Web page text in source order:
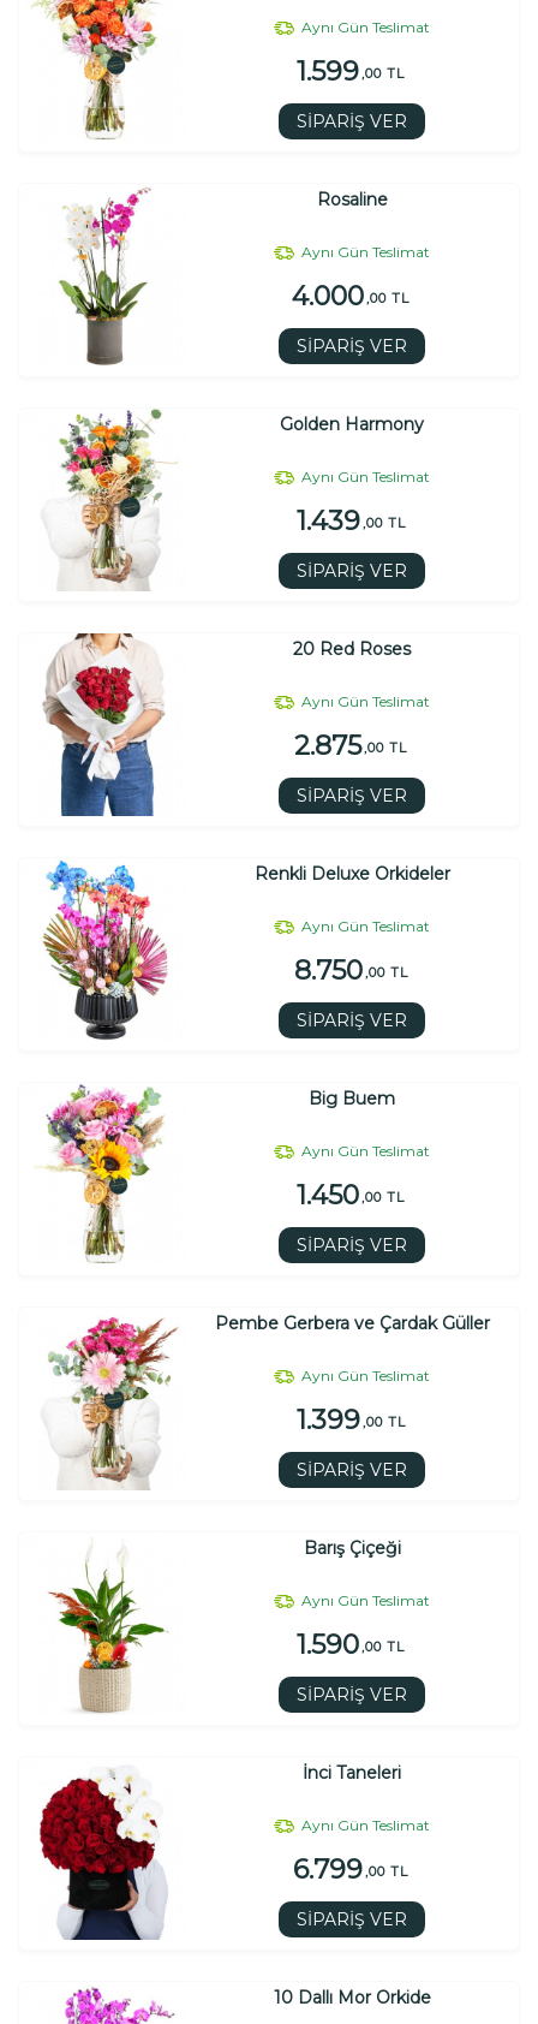
Aynı Gün Teslimat
1.599 ,00 TL
SİPARİŞ VER
Rosaline
Aynı Gün Teslimat
4.000 ,00 TL
SİPARİŞ VER
Golden Harmony
Aynı Gün Teslimat
1.439 ,00 TL
SİPARİŞ VER
20 Red Roses
Aynı Gün Teslimat
2.875,00 TL
SİPARİŞ VER
Renkli Deluxe Orkideler
Aynı Gün Teslimat
8.750 ,00 TL
SİPARİŞ VER
Big Buem
Aynı Gün Teslimat
1.450 ,00 TL
SİPARİŞ VER
Pembe Gerbera ve Çardak Güller
Aynı Gün Teslimat
1.399 ,00 TL
SİPARİŞ VER
Barış Çiçeği
Aynı Gün Teslimat
1.590 ,00 TL
SİPARİŞ VER
İnci Taneleri
Aynı Gün Teslimat
6.799 ,00 TL
SİPARİŞ VER
10 Dallı Mor Orkide